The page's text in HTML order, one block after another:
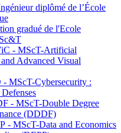
diplômé de l’École
gradué de l'Ecole
- MScT-Artificial
Advanced Visual
MScT-Cybersecurity :
- MScT-Double Degree
(DDDF)
- MScT-Data and Economics